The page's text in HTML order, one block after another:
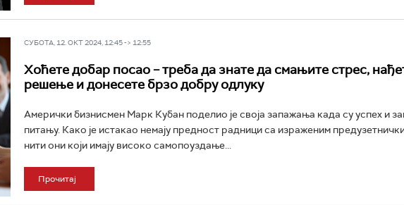
СУБОТА, 12. ОКТ 2024, 12:45 -> 12:55
Хоћете добар посао – треба да знате да смањите стрес,
решење и донесете брзо добру одлуку
Амерички бизнисмен Марк Кубан поделио је своја запажања када су успех и
питању. Како је истакао немају предност радници са израженим
нити они који имају високо самопоуздање...
Прочитај